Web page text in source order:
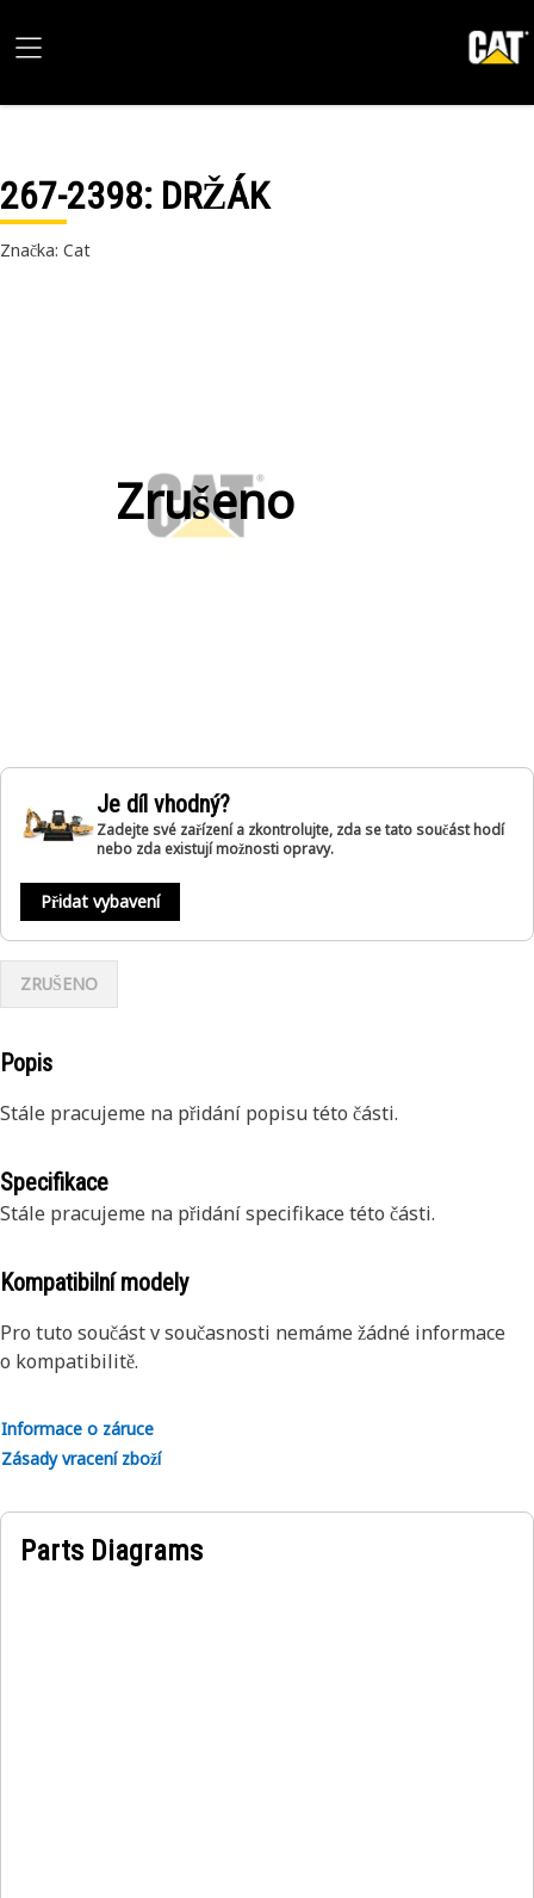
267-2398: DRŽÁK
Značka: Cat
Zrušeno
Je díl vhodný?
Zadejte své zařízení a zkontrolujte, zda se tato součást hodí
nebo zda existují možnosti opravy.
Přidat vybavení
ZRUŠENO
Popis
Stále pracujeme na přidání popisu této části.
Specifikace
Stále pracujeme na přidání specifikace této části.
Kompatibilní modely
Pro tuto součást v současnosti nemáme žádné informace
o kompatibilitě.
Informace o záruce
Zásady vracení zboží
Parts Diagrams